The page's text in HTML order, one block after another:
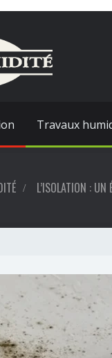
Travaux
L’ISOLATION :